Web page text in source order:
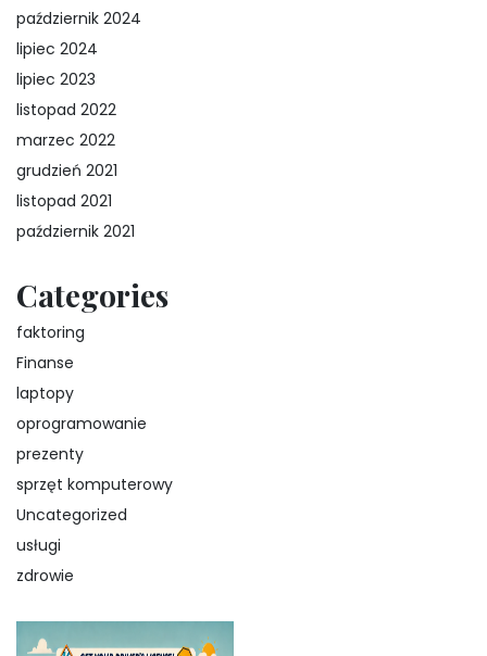
październik 2024
lipiec 2024
lipiec 2023
listopad 2022
marzec 2022
grudzień 2021
listopad 2021
październik 2021
Categories
faktoring
Finanse
laptopy
oprogramowanie
prezenty
sprzęt komputerowy
Uncategorized
usługi
zdrowie